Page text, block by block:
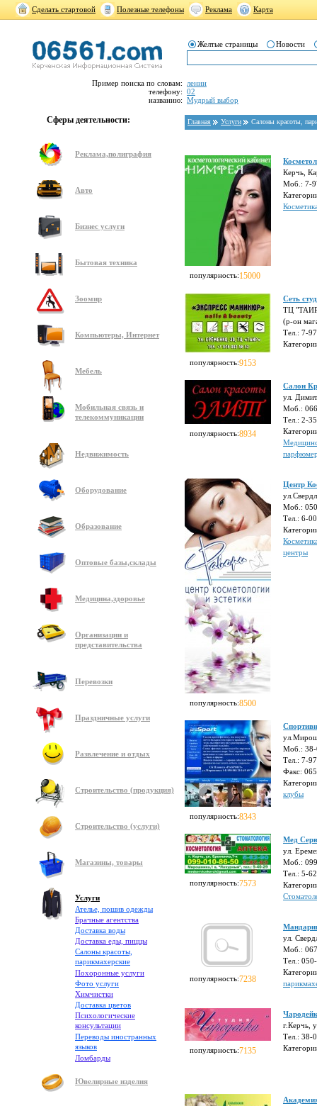
Сделать стартовой Полезные телефоны Реклама Карта
Желтые страницы Новости
Пример поиска по словам:
телефону:
названию:
ленин
02
Мудрый выбор
Сферы деятельности:
Реклама,полиграфия
Авто
Бизнес услуги
Бытовая техника
Зоомир
Компьютеры, Интернет
Мебель
Мобильная связь и
телекоммуникации
Недвижимость
Оборудование
Образование
Оптовые базы,склады
Медицина,здоровье
Организации и
представительства
Перевозки
Праздничные услуги
Развлечение и отдых
Строительство (продукция)
Строительство (услуги)
Магазины, товары
Услуги
Ателье, пошив одежды
Брачные агентства
Доставка воды
Доставка еды, пиццы
Салоны красоты,
парикмахерские
Похоронные услуги
Фото услуги
Химчистки
Доставка цветов
Психологические
консультации
Переводы иностранных
языков
Ломбарды
Ювелирные изделия
Главная Услуги Салоны красоты,
популярность:15000
Керчь,
Моб.: 7-
популярность:9153
Сеть
ТЦ
(р-он
Тел.: 7-
популярность:8934
Салон
ул.
Моб.:
Тел.: 2-
популярность:8500
Центр
Моб.:
Тел.: 6-
центры
популярность:8343
Моб.: 38-
Тел.: 7-
Факс:
клубы
популярность:7573
Мед
ул.
Моб.:
Тел.: 5-
популярность:7238
ул.
Моб.:
Тел.:
популярность:7135
г.Керчь,
Тел.: 38-